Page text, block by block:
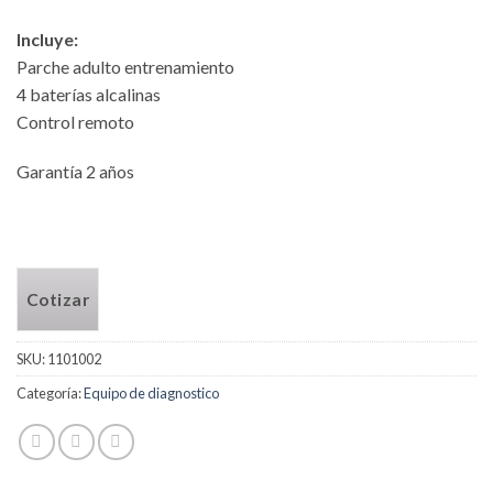
Incluye:
Parche adulto entrenamiento
4 baterías alcalinas
Control remoto
Garantía 2 años
Cotizar
SKU:1101002
Categoría:Equipo de diagnostico